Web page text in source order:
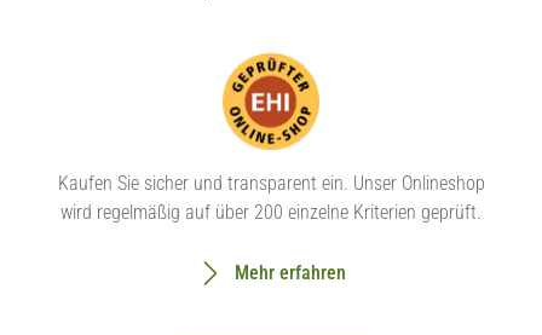
Kaufen Sie sicher und transparent ein. Unser Onlineshop
wird regelmäßig auf über 200 einzelne Kriterien geprüft.
Mehr erfahren